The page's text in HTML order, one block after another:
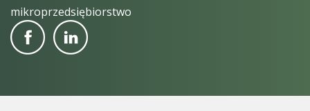
mikroprzedsiębiorstwo